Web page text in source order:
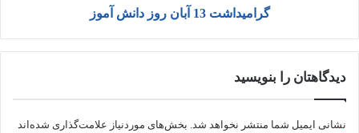
گرامیداشت 13 آبان روز دانش آموز
دیدگاهتان را بنویسید
نشانی ایمیل شما منتشر نخواهد شد. بخش‌های موردنیاز علامت‌گذاری شده‌اند